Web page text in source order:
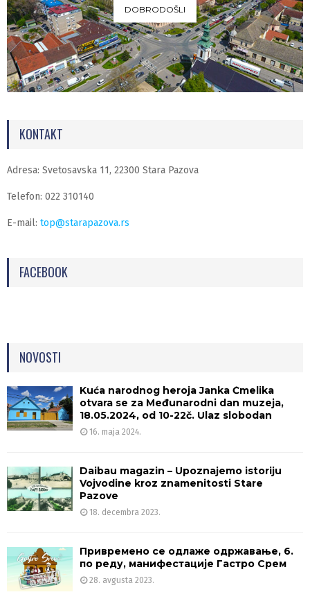
DOBRODOŠLI
KONTAKT
Adresa: Svetosavska 11, 22300 Stara Pazova
Telefon: 022 310140
E-mail: top@starapazova.rs
FACEBOOK
NOVOSTI
Kuća narodnog heroja Janka Čmelika
otvara se za Međunarodni dan muzeja,
18.05.2024, od 10-22č. Ulaz slobodan
16. maja 2024.
Daibau magazin – Upoznajemo istoriju
Vojvodine kroz znamenitosti Stare
Pazove
18. decembra 2023.
Привремено се одлаже одржавање, 6.
по реду, манифестације Гастро Срем
28. avgusta 2023.